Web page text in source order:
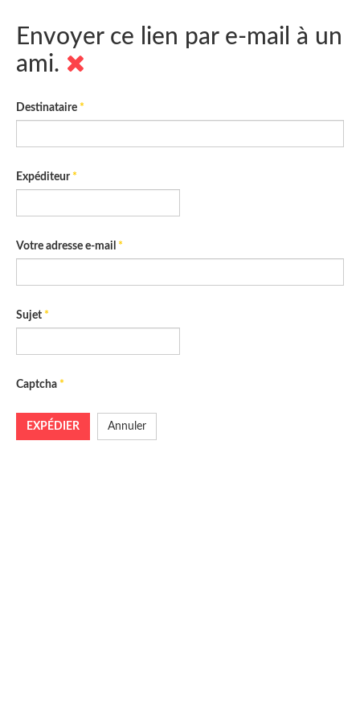
Envoyer ce lien par e-mail à un
ami.
Destinataire *
Expéditeur*
Votre adresse e-mail *
Sujet *
Captcha *
EXPÉDIER Annuler